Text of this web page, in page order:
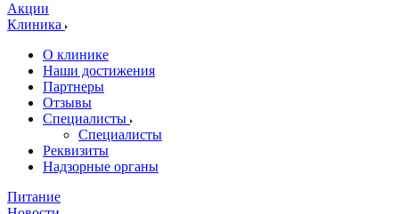
Акции
Клиника
О клинике
Наши достижения
Партнеры
Отзывы
Специалисты
Специалисты
Реквизиты
Надзорные органы
Питание